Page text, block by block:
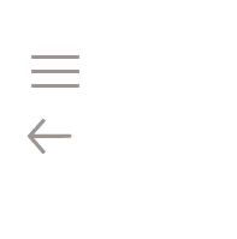
content
Home
Mitmachen & Gewinnen